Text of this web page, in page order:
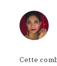
Cette